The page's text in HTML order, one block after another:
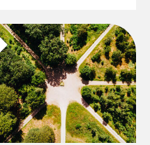
enkle råd til at spare penge på
tøjvasken